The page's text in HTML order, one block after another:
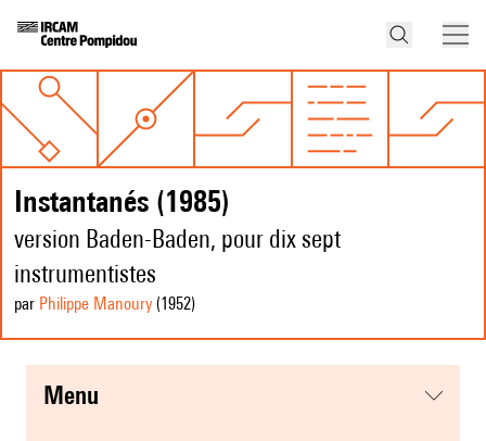
Instantanés (1985)
version Baden-Baden, pour dix sept
instrumentistes
par Philippe Manoury (1952)
menu